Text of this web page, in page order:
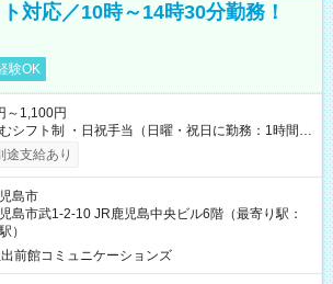
対応／10時～14時30分勤務！
験OK
～1,100円
シフト制 ・日祝手当（日曜・祝日に勤務：1時間毎
給条件有） ・深夜手当（22時以降に勤務：1時間毎
降の深夜手当：25％） 【試用期間】試用期間
期間中も給与・待遇に変更はありません。 最初か
円でスタートできます！
途支給あり
島市
島市武1-2-10 JR鹿児島中央ビル6階（最寄り駅：
）
前館コミュニケーションズ